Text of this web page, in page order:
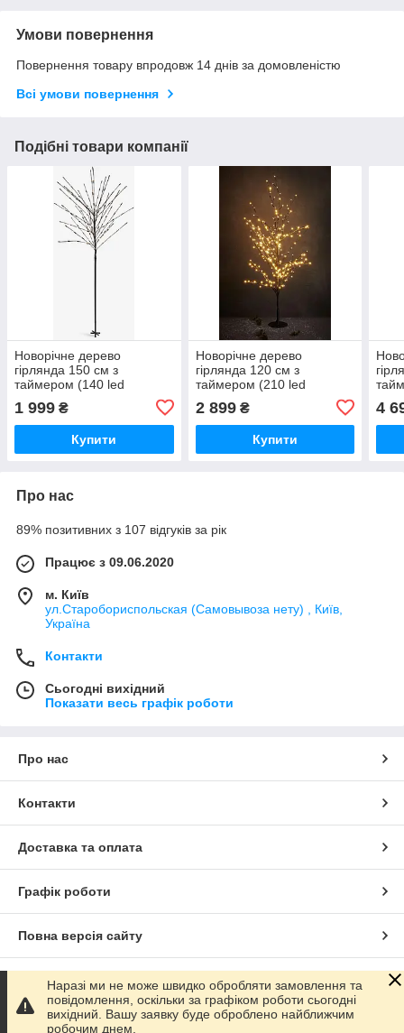
Умови повернення
Повернення товару впродовж 14 днів за домовленістю
Всі умови повернення
Подібні товари компанії
Новорічне дерево
гірлянда 150 см з
таймером (140 led
грунт , buuba
1 999 ₴
Купити
Новорічне дерево
гірлянда 120 см з
таймером (210 led
buuba
2 899₴
Купити
4
Про нас
89% позитивних з 107 відгуків за рік
Працює з 09.06.2020
м. Київ
ул.Старобориспольская (Самовывоза нету) , Київ,
Україна
Контакти
Сьогодні вихідний
Показати весь графік роботи
Про нас
Контакти
Доставка та оплата
Графік роботи
Повна версія сайту
Сайт створено на маркетплейсі Prom.ua
Політика конфіденційності
Наразі ми не може швидко обробляти замовлення та
повідомлення, оскільки за графіком роботи сьогодні
вихідний. Вашу заявку буде оброблено найближчим
робочим днем.